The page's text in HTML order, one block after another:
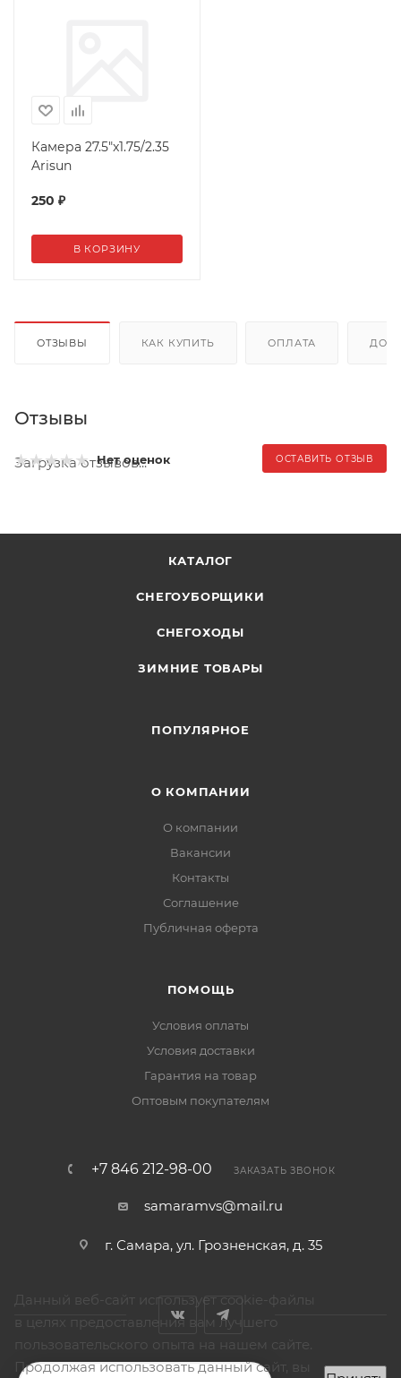
Камера 27.5"x1.75/2.35
Arisun
250 ₽
В КОРЗИНУ
ОТЗЫВЫ КАК КУПИТЬ ОПЛАТА
Отзывы
Нет оценок ОСТАВИТЬ ОТЗЫВ
Загрузка отзывов...
КАТАЛОГ
СНЕГОУБОРЩИКИ
СНЕГОХОДЫ
ЗИМНИЕ ТОВАРЫ
ПОПУЛЯРНОЕ
О КОМПАНИИ
О компании
Вакансии
Контакты
Соглашение
Публичная оферта
ПОМОЩЬ
Условия оплаты
Условия доставки
Гарантия на товар
Оптовым покупателям
+7 846 212-98-00 ЗАКАЗАТЬ ЗВОНОК
samaramvs@mail.ru
г. Самара, ул. Грозненская, д. 35
Данный веб-сайт использует cookie-файлы
в целях предоставления вам лучшего
пользовательского опыта на нашем сайте.
Продолжая использовать данный сайт, вы